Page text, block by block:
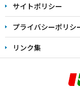
サイトポリシー
プライバシーポリシ
リンク集